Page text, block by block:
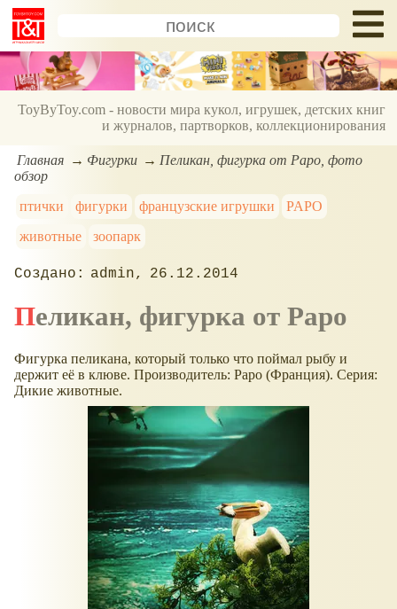
ToyByToy.com - новости мира кукол, игрушек, детских книг
и журналов, партворков, коллекционирования
Главная Фигурки
Пеликан, фигурка от Papo, фото
обзор
птички
фигурки французские игрушки
PAPO
животные
зоопарк
admin 26.12.2014
Пеликан, фигурка от Papo
Фигурка пеликана, который только что поймал рыбу и
держит её в клюве. Производитель: Papo (Франция). Серия:
Дикие животные.